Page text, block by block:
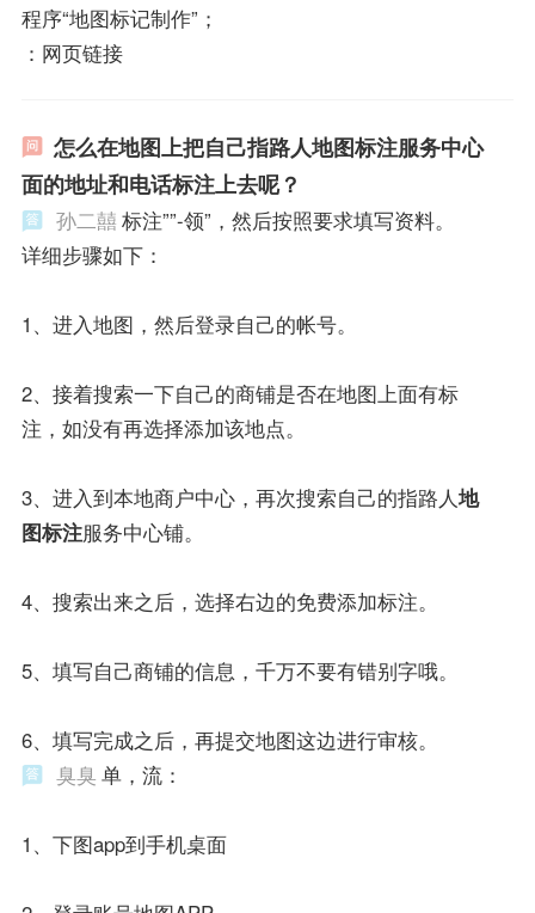
程序“地图标记制作”；
：网页链接
怎么在地图上把自己指路人地图标注服务中心
面的地址和电话标注上去呢？
孙二囍 标注””-领”，然后按照要求填写资料。
详细步骤如下：
1、进入地图，然后登录自己的帐号。
2、接着搜索一下自己的商铺是否在地图上面有标
注，如没有再选择添加该地点。
3、进入到本地商户中心，再次搜索自己的指路人地
图标注服务中心铺。
4、搜索出来之后，选择右边的免费添加标注。
5、填写自己商铺的信息，千万不要有错别字哦。
6、填写完成之后，再提交地图这边进行审核。
臭臭 单，流：
1、下图app到手机桌面